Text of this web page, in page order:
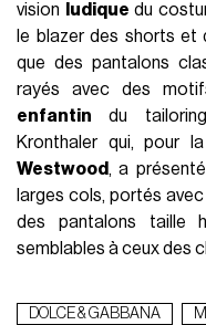
vision
ludique du
le blazer des shorts
que des pantalons
rayés avec des
enfantin du
Kronthaler qui, pour
Westwood, a
larges cols, portés
des pantalons taille
semblables à ceux des
DOLCE & GABBANA